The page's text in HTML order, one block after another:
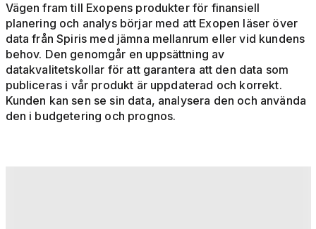
Vägen fram till Exopens produkter för finansiell
planering och analys börjar med att Exopen läser över
data från Spiris med jämna mellanrum eller vid kundens
behov. Den genomgår en uppsättning av
datakvalitetskollar för att garantera att den data som
publiceras i vår produkt är uppdaterad och korrekt.
Kunden kan sen se sin data, analysera den och använda
den i budgetering och prognos.